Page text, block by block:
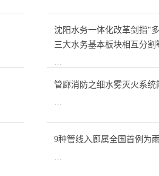
沈阳水务一体化改革剑指"
三大水务基本板块相互分割
管廊消防之细水雾灭火系统
9种管线入廊属全国首例为